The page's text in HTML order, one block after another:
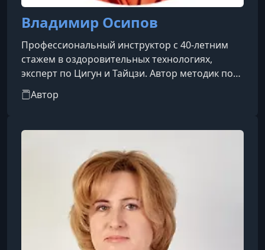
Владимир Осипов
Профессиональный инструктор с 40-летним
стажем в оздоровительных технологиях,
эксперт по Цигун и Тайцзи. Автор методик по
поднятию почек без операции, омоложению,
лечению позвоночника, улучшению зрения и
"Секреты Восточной медицины" и автор
Чудо исцеления своими руками". Жил и учился
в Китае у лучших мастеров с 2007 по 2011 год.
С 2009 года проводит
Автор